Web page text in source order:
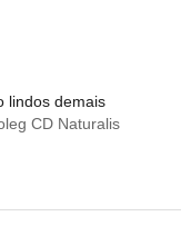
lindos demais
CD Naturalis